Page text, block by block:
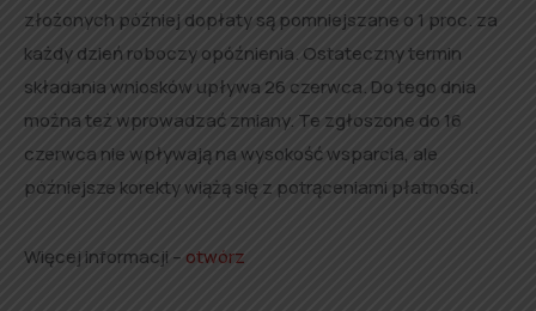
złożonych później dopłaty są pomniejszane o 1 proc. za
każdy dzień roboczy opóźnienia. Ostateczny termin
składania wniosków upływa 26 czerwca. Do tego dnia
można też wprowadzać zmiany. Te zgłoszone do 16
czerwca nie wpływają na wysokość wsparcia, ale
późniejsze korekty wiążą się z potrąceniami płatności.
Więcej informacji –otwórz